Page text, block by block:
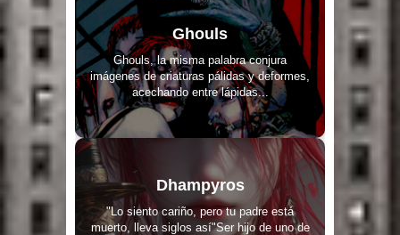
Ghouls
Ghouls, la misma palabra conjura
imágenes de criaturas pálidas y deformes,
acechando entre lápidas...
Dhampyros
"Lo siento cariño, pero tu padre está
muerto, lleva siglos así"Ser hijo de uno de